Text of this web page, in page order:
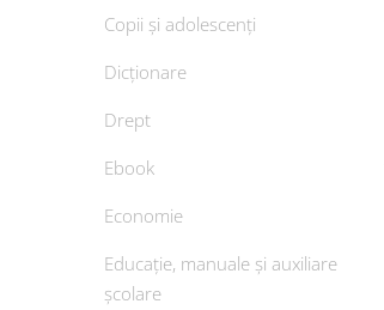
Copii și adolescenți
Dicționare
Drept
Ebook
Economie
Educație, manuale și auxiliare
școlare